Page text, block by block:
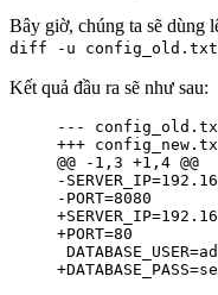
Bây giờ, chúng ta sẽ dùng
diff -u config_old.txt
Kết quả đầu ra sẽ như sau:
---
+++
@@ -1,3 +1,4 @@
-
-PORT=8080
+PORT=80